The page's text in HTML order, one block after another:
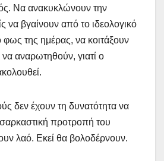
Να ανακυκλώνουν την
να βγαίνουν από το ιδεολογικό
φως της ημέρας, να κοιτάξουν
αναρωτηθούν, γιατί ο
δεν έχουν τη δυνατότητα να
προτροπή του
λαό. Εκεί θα βολοδέρνουν.